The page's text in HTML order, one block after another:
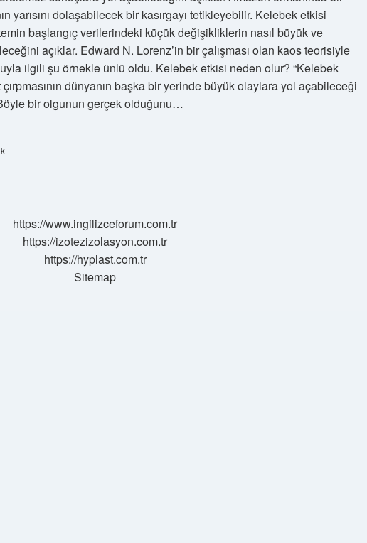
yarısını dolaşabilecek bir kasırgayı tetikleyebilir. Kelebek etkisi
başlangıç ​​verilerindeki küçük değişikliklerin nasıl büyük ve
açıklar. Edward N. Lorenz’in bir çalışması olan kaos teorisiyle
ilgili şu örnekle ünlü oldu. Kelebek etkisi neden olur? “Kelebek
dünyanın başka bir yerinde büyük olaylara yol açabileceği
bir olgunun gerçek olduğunu…
https://www.ingilizceforum.com.tr
https://izotezizolasyon.com.tr
https://hyplast.com.tr
Sitemap